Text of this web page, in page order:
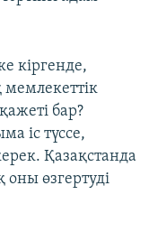
кіргенде,
мемлекеттік
бар?
іс түссе,
Қазақстанда
оны өзгертуді